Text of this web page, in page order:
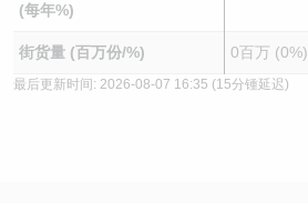
(每年%)
街货量 (百万份/%) 0百万 (0%)
最后更新时间: 2026-08-07 16:35 (15分锺延迟)